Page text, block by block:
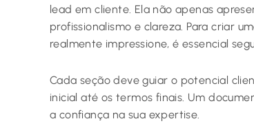
lead em cliente. Ela não apenas
profissionalismo e clareza. Para criar
realmente impressione, é essencial
Cada seção deve guiar o potencial
inicial até os termos finais. Um
a confiança na sua expertise.